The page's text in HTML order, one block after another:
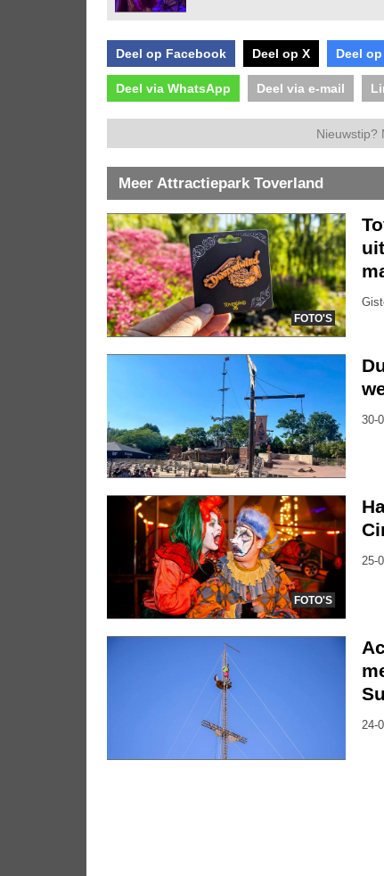
Deel op Facebook Deel op X Deel
Deel via WhatsApp Deel via e-mail
Nieuwstip?
Meer Attractiepark Toverland
FOTO'S
30-
FOTO'S
25-
24-